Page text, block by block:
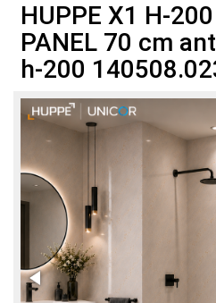
HUPPE X1 H-
PANEL 70 cm
h-200